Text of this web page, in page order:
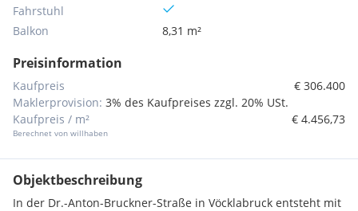
Fahrstuhl
Balkon
8,31 m²
Preisinformation
Kaufpreis
€ 306.400
Maklerprovision: 3% des Kaufpreises zzgl. 20% USt.
Kaufpreis / m²
Berechnet von willhaben
€ 4.456,73
Objektbeschreibung
In der Dr.-Anton-Bruckner-Straße in Vöcklabruck entsteht mit